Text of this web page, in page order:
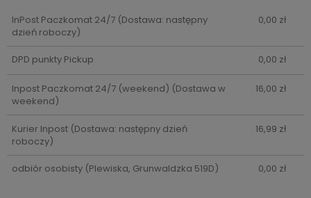
InPost Paczkomat 24/7(Dostawa: następny
dzień roboczy)
0,00 zł
DPD punkty Pickup 0,00 zł
Inpost Paczkomat 24/7 (weekend) (Dostawa w
weekend)
16,00 zł
Kurier Inpost(Dostawa: następny dzień
roboczy)
16,99 zł
odbiór osobisty(Plewiska, Grunwaldzka 519D) 0,00 zł